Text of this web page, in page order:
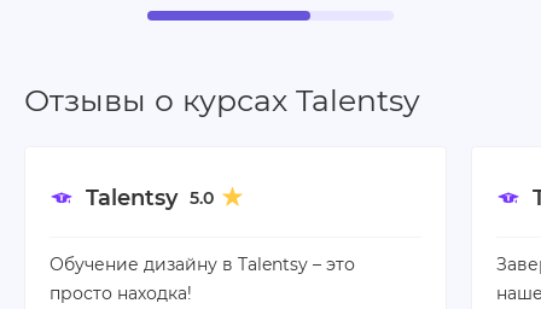
Отзывы о курсах Talentsy
Talentsy 5.0
Обучение дизайну в Talentsy – это
просто находка!